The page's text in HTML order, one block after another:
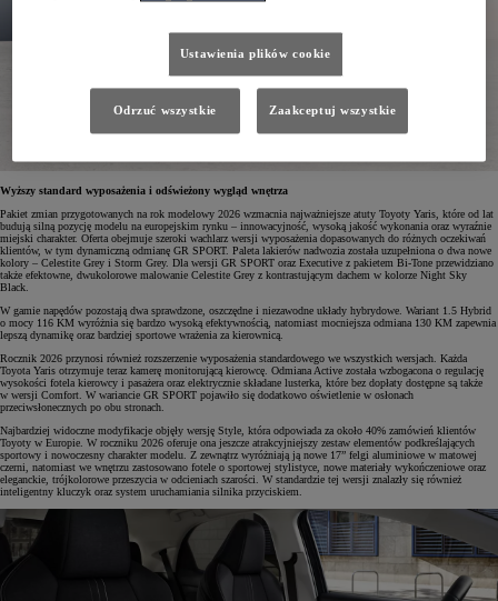
Wyższy standard wyposażenia i odświeżony wygląd wnętrza
Pakiet zmian przygotowanych na rok modelowy 2026 wzmacnia najważniejsze atuty Toyoty Yaris, które od lat
budują silną pozycję modelu na europejskim rynku – innowacyjność, wysoką jakość wykonania oraz wyraźnie
miejski charakter. Oferta obejmuje szeroki wachlarz wersji wyposażenia dopasowanych do różnych oczekiwań
klientów, w tym dynamiczną odmianę GR SPORT. Paleta lakierów nadwozia została uzupełniona o dwa nowe
kolory – Celestite Grey i Storm Grey. Dla wersji GR SPORT oraz Executive z pakietem Bi-Tone przewidziano
także efektowne, dwukolorowe malowanie Celestite Grey z kontrastującym dachem w kolorze Night Sky
Black.
W gamie napędów pozostają dwa sprawdzone, oszczędne i niezawodne układy hybrydowe. Wariant 1.5 Hybrid
o mocy 116 KM wyróżnia się bardzo wysoką efektywnością, natomiast mocniejsza odmiana 130 KM zapewnia
lepszą dynamikę oraz bardziej sportowe wrażenia za kierownicą.
Rocznik 2026 przynosi również rozszerzenie wyposażenia standardowego we wszystkich wersjach. Każda
Toyota Yaris otrzymuje teraz kamerę monitorującą kierowcę. Odmiana Active została wzbogacona o regulację
wysokości fotela kierowcy i pasażera oraz elektrycznie składane lusterka, które bez dopłaty dostępne są także
w wersji Comfort. W wariancie GR SPORT pojawiło się dodatkowo oświetlenie w osłonach
przeciwsłonecznych po obu stronach.
Najbardziej widoczne modyfikacje objęły wersję Style, która odpowiada za około 40% zamówień klientów
Toyoty w Europie. W roczniku 2026 oferuje ona jeszcze atrakcyjniejszy zestaw elementów podkreślających
sportowy i nowoczesny charakter modelu. Z zewnątrz wyróżniają ją nowe 17” felgi aluminiowe w matowej
czerni, natomiast we wnętrzu zastosowano fotele o sportowej stylistyce, nowe materiały wykończeniowe oraz
eleganckie, trójkolorowe przeszycia w odcieniach szarości. W standardzie tej wersji znalazły się również
inteligentny kluczyk oraz system uruchamiania silnika przyciskiem.
Ustawienia plików cookie
Odrzuć wszystkie Zaakceptuj wszystkie